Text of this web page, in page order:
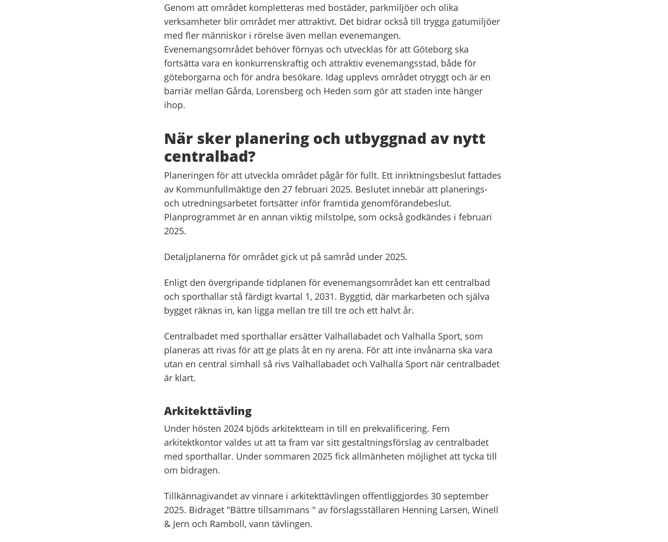
Genom att området kompletteras med bostäder, parkmiljöer och olika
verksamheter blir området mer attraktivt. Det bidrar också till trygga gatumiljöer
med fler människor i rörelse även mellan evenemangen.
Evenemangsområdet behöver förnyas och utvecklas för att Göteborg ska
fortsätta vara en konkurrenskraftig och attraktiv evenemangsstad, både för
göteborgarna och för andra besökare. Idag upplevs området otryggt och är en
barriär mellan Gårda, Lorensberg och Heden som gör att staden inte hänger
ihop.
När sker planering och utbyggnad av nytt
centralbad?
Planeringen för att utveckla området pågår för fullt. Ett inriktningsbeslut fattades
av Kommunfullmäktige den 27 februari 2025. Beslutet innebär att planerings-
och utredningsarbetet fortsätter inför framtida genomförandebeslut.
Planprogrammet är en annan viktig milstolpe, som också godkändes i februari
2025.
Detaljplanerna för området gick ut på samråd under 2025.
Enligt den övergripande tidplanen för evenemangsområdet kan ett centralbad
och sporthallar stå färdigt kvartal 1, 2031. Byggtid, där markarbeten och själva
bygget räknas in, kan ligga mellan tre till tre och ett halvt år.
Centralbadet med sporthallar ersätter Valhallabadet och Valhalla Sport, som
planeras att rivas för att ge plats åt en ny arena. För att inte invånarna ska vara
utan en central simhall så rivs Valhallabadet och Valhalla Sport när centralbadet
är klart.
Arkitekttävling
Under hösten 2024 bjöds arkitektteam in till en prekvalificering. Fem
arkitektkontor valdes ut att ta fram var sitt gestaltningsförslag av centralbadet
med sporthallar. Under sommaren 2025 fick allmänheten möjlighet att tycka till
om bidragen.
Tillkännagivandet av vinnare i arkitekttävlingen offentliggjordes 30 september
2025. Bidraget "Bättre tillsammans " av förslagsställaren Henning Larsen, Winell
& Jern och Ramboll, vann tävlingen.